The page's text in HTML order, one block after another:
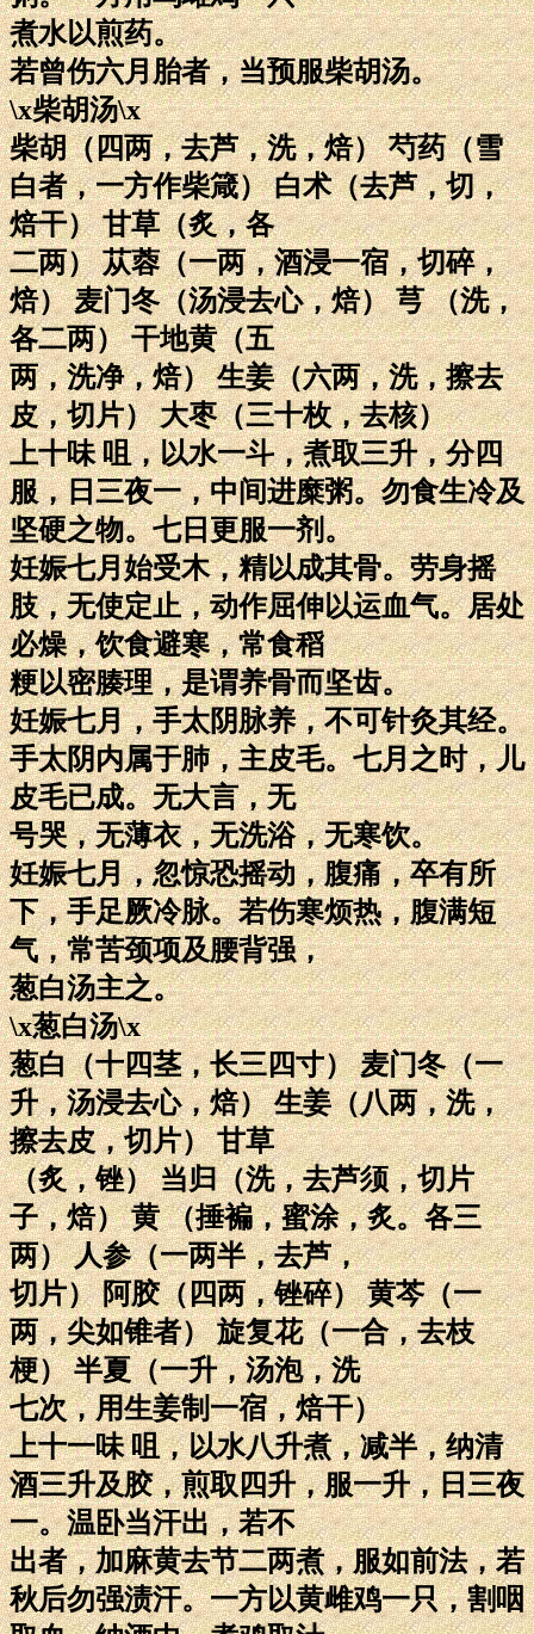
煮水以煎药。
若曾伤六月胎者，当预服柴胡汤。
\x柴胡汤\x
柴胡（四两，去芦，洗，焙） 芍药（雪
白者，一方作柴箴） 白术（去芦，切，
焙干） 甘草（炙，各
二两） 苁蓉（一两，酒浸一宿，切碎，
焙） 麦门冬（汤浸去心，焙） 芎 （洗，
各二两） 干地黄（五
两，洗净，焙） 生姜（六两，洗，擦去
皮，切片） 大枣（三十枚，去核）
上十味 咀，以水一斗，煮取三升，分四
服，日三夜一，中间进糜粥。勿食生冷及
坚硬之物。七日更服一剂。
妊娠七月始受木，精以成其骨。劳身摇
肢，无使定止，动作屈伸以运血气。居处
必燥，饮食避寒，常食稻
粳以密腠理，是谓养骨而坚齿。
妊娠七月，手太阴脉养，不可针灸其经。
手太阴内属于肺，主皮毛。七月之时，儿
皮毛已成。无大言，无
号哭，无薄衣，无洗浴，无寒饮。
妊娠七月，忽惊恐摇动，腹痛，卒有所
下，手足厥冷脉。若伤寒烦热，腹满短
气，常苦颈项及腰背强，
葱白汤主之。
\x葱白汤\x
葱白（十四茎，长三四寸） 麦门冬（一
升，汤浸去心，焙） 生姜（八两，洗，
擦去皮，切片） 甘草
（炙，锉） 当归（洗，去芦须，切片
子，焙） 黄 （捶褊，蜜涂，炙。各三
两） 人参（一两半，去芦，
切片） 阿胶（四两，锉碎） 黄芩（一
两，尖如锥者） 旋复花（一合，去枝
梗） 半夏（一升，汤泡，洗
七次，用生姜制一宿，焙干）
上十一味 咀，以水八升煮，减半，纳清
酒三升及胶，煎取四升，服一升，日三夜
一。温卧当汗出，若不
出者，加麻黄去节二两煮，服如前法，若
秋后勿强渍汗。一方以黄雌鸡一只，割咽